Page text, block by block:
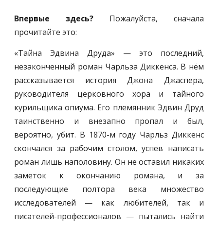
Впервые здесь? Пожалуйста, сначала
прочитайте это:
«Тайна Эдвина Друда» — это последний,
незаконченный роман Чарльза Диккенса. В нём
рассказывается история Джона Джаспера,
руководителя церковного хора и тайного
курильщика опиума. Его племянник Эдвин Друд
таинственно и внезапно пропал и был,
вероятно, убит. В 1870-м году Чарльз Диккенс
скончался за рабочим столом, успев написать
роман лишь наполовину. Он не оставил никаких
заметок к окончанию романа, и за
последующие полтора века множество
исследователей — как любителей, так и
писателей-профессионалов — пытались найти